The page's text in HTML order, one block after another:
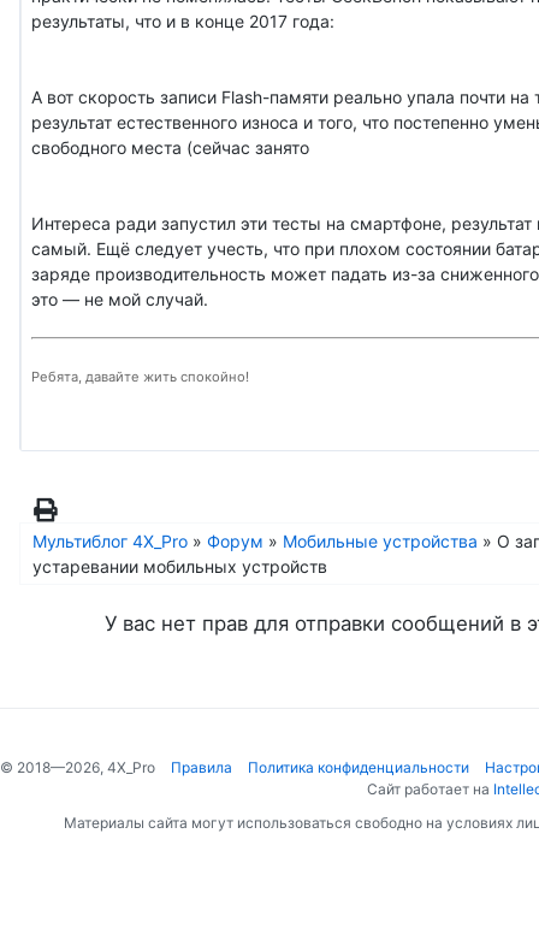
результаты, что и в конце 2017 года:
А вот скорость записи Flash-памяти реально упала почти
результат естественного износа и того, что постепенно
свободного места (сейчас занято
Интереса ради запустил эти тесты на смартфоне,
самый. Ещё следует учесть, что при плохом состоянии
заряде производительность может падать из-за
это — не мой случай.
Ребята, давайте жить спокойно!
Мультиблог 4X_Pro » Форум » Мобильные устройства » О
устаревании мобильных устройств
У вас нет прав для отправки сообщений в
© 2018—2026, 4X_Pro Правила Политика конфиденциальности
Сайт работает на
Материалы сайта могут использоваться свободно на условиях